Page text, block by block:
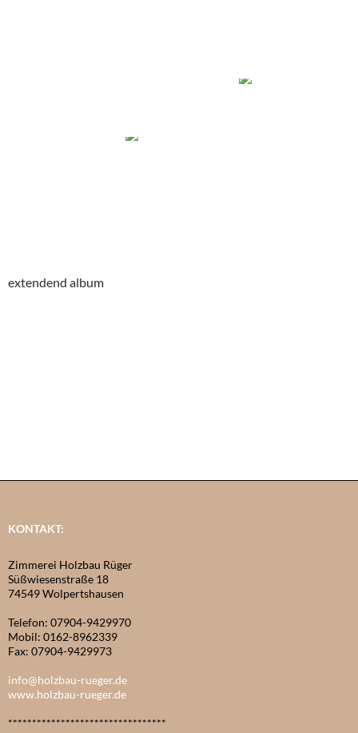
extendend album
KONTAKT:
Zimmerei Holzbau Rüger
Süßwiesenstraße 18
74549 Wolpertshausen
Telefon: 07904-9429970
Mobil: 0162-8962339
Fax: 07904-9429973
info@holzbau-rueger.de
www.holzbau-rueger.de
*********************************